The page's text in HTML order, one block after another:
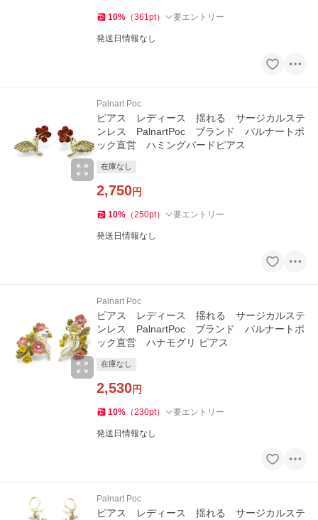
10% （361pt） 要エントリー
発送日情報なし
Palnart Poc
ピアス レディース 揺れる サージカルステ
ンレス PalnartPoc ブランド パルナートポ
ック直営 ハミングバードピアス
在庫なし
2,750円
10% （250pt） 要エントリー
発送日情報なし
Palnart Poc
ピアス レディース 揺れる サージカルステ
ンレス PalnartPoc ブランド パルナートポ
ック直営 ハナモグリ ピアス
在庫なし
2,530円
10% （230pt） 要エントリー
発送日情報なし
Palnart Poc
ピアス レディース 揺れる サージカルステ